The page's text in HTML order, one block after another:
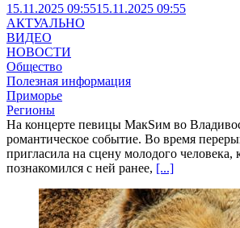
15.11.2025 09:5515.11.2025 09:55
АКТУАЛЬНО
ВИДЕО
НОВОСТИ
Общество
Полезная информация
Приморье
Регионы
На концерте певицы МакSим во
романтическое событие. Во время
пригласила на сцену молодого человека,
познакомился с ней ранее, [...]